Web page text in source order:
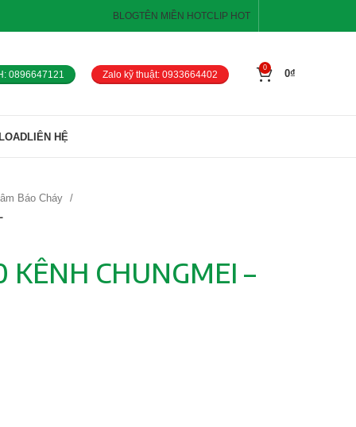
BLOGTÊN MIỀN HOTCLIP HOT
0896647121 Zalo kỹ thuật: 0933664402
0
0₫
LIÊN HỆ
Báo Cháy
KÊNH CHUNGMEI –